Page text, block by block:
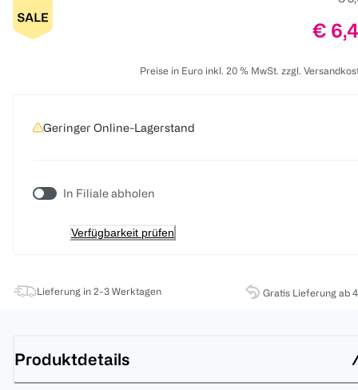
€
Preise in Euro inkl. 20 % MwSt. zzgl.
Geringer Online-Lagerstand
In Filiale abholen
Verfügbarkeit prüfen
Lieferung in 2-3 Werktagen Gratis Lieferung ab
Produktdetails